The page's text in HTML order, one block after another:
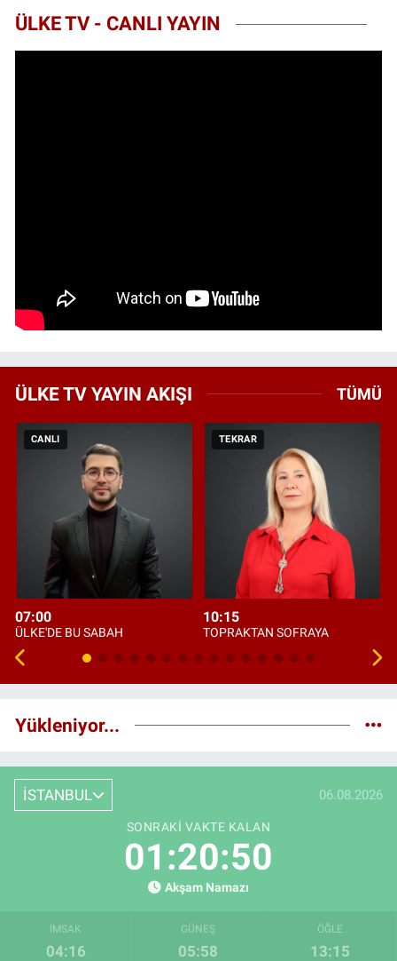
ÜLKE TV - CANLI YAYIN
ÜLKE TV YAYIN AKIŞI TÜMÜ
CANLI
07:00
ÜLKE'DE BU SABAH
TEKRAR
10:15
TOPRAKTAN SOFRAYA
Yükleniyor...
İSTANBUL 06.08.2026
SONRAKI VAKTE KALAN
01:20:49
Akşam Namazı
İMSAK
04:16
GÜNEŞ
05:58
ÖĞLE
13:15